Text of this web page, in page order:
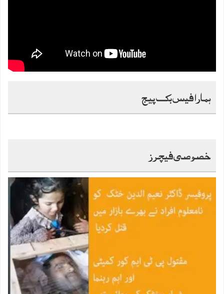
ہمارا فیس بک پیج
خصوصی فیچرز